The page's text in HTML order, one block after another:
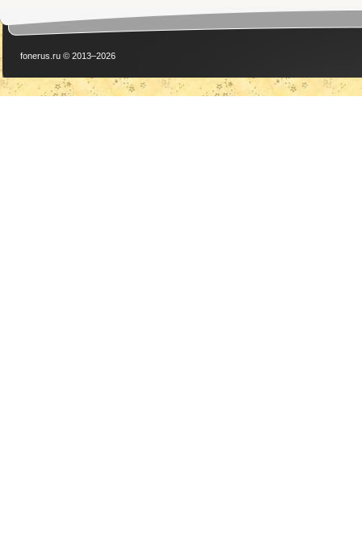
fonerus.ru © 2013–2026